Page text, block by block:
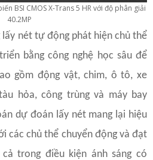
BSI CMOS X-Trans 5 HR với độ phân giải
40.2MP
lấy nét tự động phát hiện chủ thể
bằng công nghệ học sâu để
gồm động vật, chim, ô tô, xe
hỏa, công trùng và máy bay
dự đoán lấy nét mang lại hiệu
các chủ thể chuyển động và đạt
trong điều kiện ánh sáng có